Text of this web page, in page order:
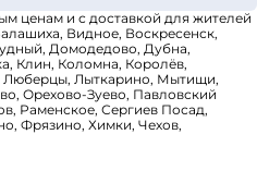
ценам и с доставкой для жителей
Видное, Воскресенск,
Домодедово, Дубна,
Клин, Коломна, Королёв,
Люберцы, Лыткарино, Мытищи,
Орехово-Зуево, Павловский
Раменское, Сергиев Посад,
Фрязино, Химки, Чехов,